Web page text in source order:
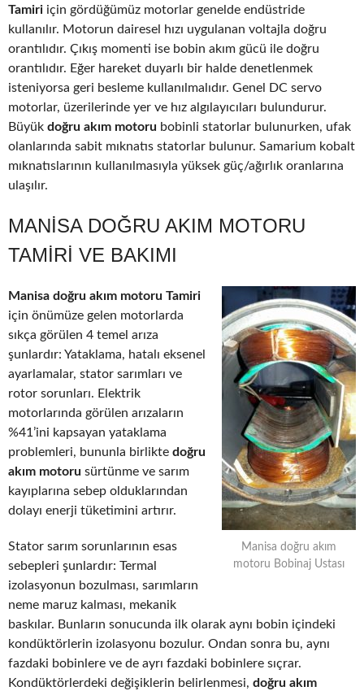
Tamiri için gördüğümüz motorlar genelde endüstride
kullanılır. Motorun dairesel hızı uygulanan voltajla doğru
orantılıdır. Çıkış momenti ise bobin akım gücü ile doğru
orantılıdır. Eğer hareket duyarlı bir halde denetlenmek
isteniyorsa geri besleme kullanılmalıdır. Genel DC servo
motorlar, üzerilerinde yer ve hız algılayıcıları bulundurur.
Büyük doğru akım motoru bobinli statorlar bulunurken, ufak
olanlarında sabit mıknatıs statorlar bulunur. Samarium kobalt
mıknatıslarının kullanılmasıyla yüksek güç/ağırlık oranlarına
ulaşılır.
MANISA DOĞRU AKIM MOTORU
TAMIRI VE BAKIMI
Manisa doğru akım
motoru Bobinaj Ustası
Manisa doğru akım motoru Tamiri
için önümüze gelen motorlarda
sıkça görülen 4 temel arıza
şunlardır: Yataklama, hatalı eksenel
ayarlamalar, stator sarımları ve
rotor sorunları. Elektrik
motorlarında görülen arızaların
%41’ini kapsayan yataklama
problemleri, bununla birlikte doğru
akım motoru sürtünme ve sarım
kayıplarına sebep olduklarından
dolayı enerji tüketimini artırır.
Stator sarım sorunlarının esas
sebepleri şunlardır: Termal
izolasyonun bozulması, sarımların
neme maruz kalması, mekanik
baskılar. Bunların sonucunda ilk olarak aynı bobin içindeki
kondüktörlerin izolasyonu bozulur. Ondan sonra bu, aynı
fazdaki bobinlere ve de ayrı fazdaki bobinlere sıçrar.
Kondüktörlerdeki değişiklerin belirlenmesi, doğru akım